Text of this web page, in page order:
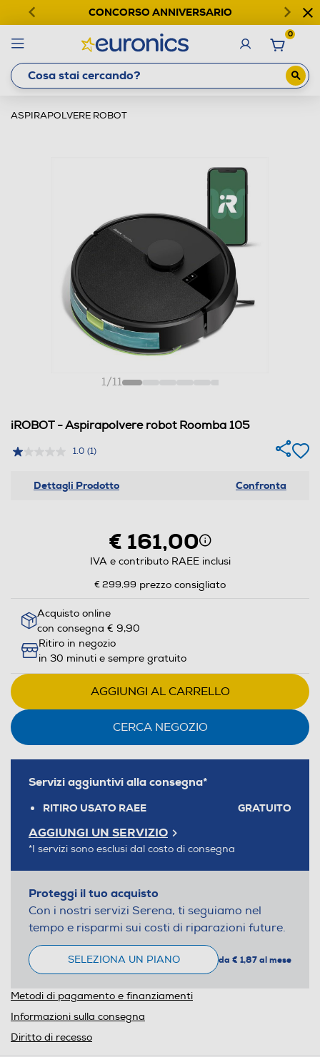
CONCORSO ANNIVERSARIO
0
ASPIRAPOLVERE ROBOT
1/11
iROBOT - Aspirapolvere robot Roomba 105
1.0 (1)
Dettagli Prodotto Confronta
€ 161,00
IVA e contributo RAEE inclusi
€ 299,99 prezzo consigliato
Acquisto online
con consegna € 9,90
Ritiro in negozio
in 30 minuti e sempre gratuito
AGGIUNGI AL CARRELLO
CERCA NEGOZIO
Servizi aggiuntivi alla consegna*
RITIRO USATO RAEE GRATUITO
AGGIUNGI UN SERVIZIO
*I servizi sono esclusi dal costo di consegna
Proteggi il tuo acquisto
Con i nostri servizi Serena, ti seguiamo nel
tempo e risparmi sui costi di riparazioni future.
SELEZIONA UN PIANO da € 1,87 al mese
Metodi di pagamento e finanziamenti
Informazioni sulla consegna
Diritto di recesso